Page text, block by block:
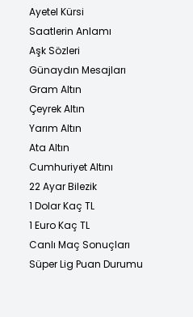
Ayetel Kürsi
Saatlerin Anlamı
Aşk Sözleri
Günaydın Mesajları
Gram Altın
Çeyrek Altın
Yarım Altın
Ata Altın
Cumhuriyet Altını
22 Ayar Bilezik
1 Dolar Kaç TL
1 Euro Kaç TL
Canlı Maç Sonuçları
Süper Lig Puan Durumu